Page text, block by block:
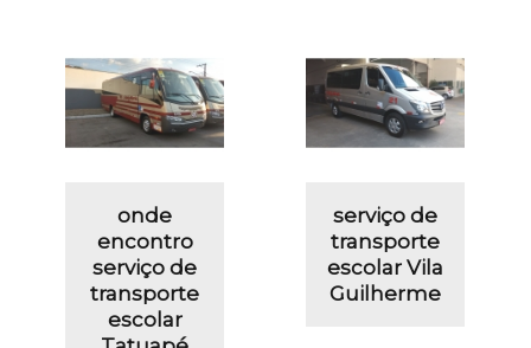
onde
encontro
serviço de
transporte
escolar
serviço de
transporte
escolar Vila
Guilherme